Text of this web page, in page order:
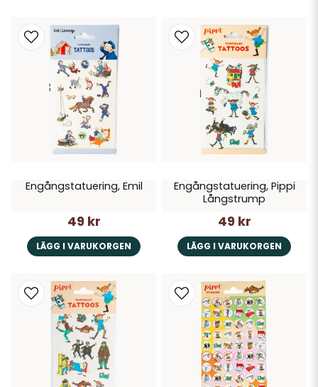
Engångstatuering, Emil
49 kr
LÄGG I VARUKORGEN
Engångstatuering, Pippi
Långstrump
49 kr
LÄGG I VARUKORGEN